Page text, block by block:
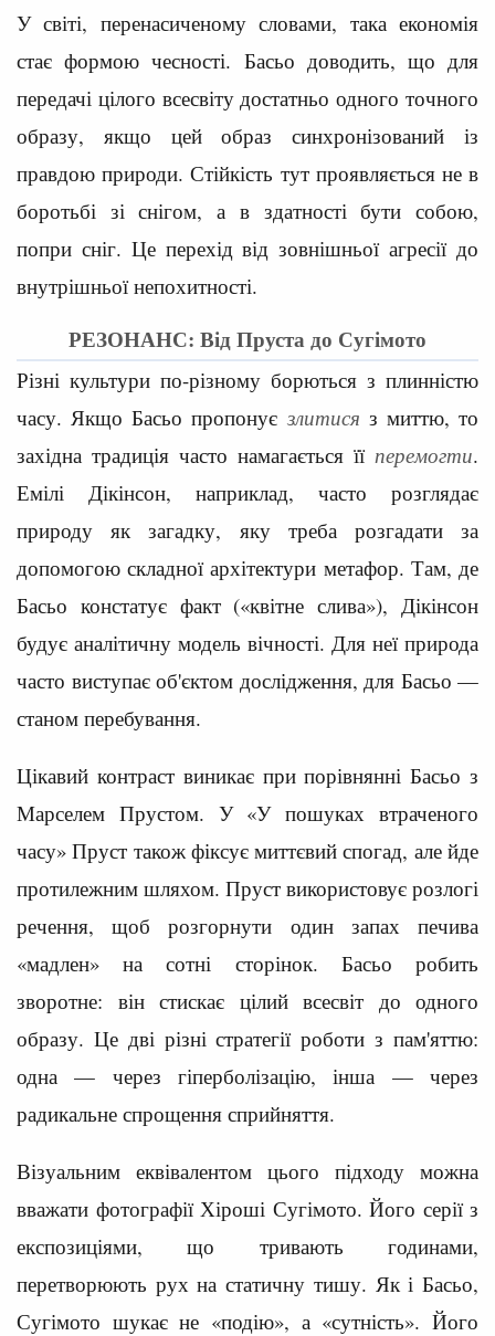
У світі, перенасиченому словами, така економія
стає формою чесності. Басьо доводить, що для
передачі цілого всесвіту достатньо одного точного
образу, якщо цей образ синхронізований із
правдою природи. Стійкість тут проявляється не в
боротьбі зі снігом, а в здатності бути собою,
попри сніг. Це перехід від зовнішньої агресії до
внутрішньої непохитності.
РЕЗОНАНС: Від Пруста до Сугімото
Різні культури по-різному борються з плинністю
часу. Якщо Басьо пропонує злитися з миттю, то
західна традиція часто намагається її перемогти.
Емілі Дікінсон, наприклад, часто розглядає
природу як загадку, яку треба розгадати за
допомогою складної архітектури метафор. Там, де
Басьо констатує факт («квітне слива»), Дікінсон
будує аналітичну модель вічності. Для неї природа
часто виступає об'єктом дослідження, для Басьо —
станом перебування.
Цікавий контраст виникає при порівнянні Басьо з
Марселем Прустом. У «У пошуках втраченого
часу» Пруст також фіксує миттєвий спогад, але йде
протилежним шляхом. Пруст використовує розлогі
речення, щоб розгорнути один запах печива
«мадлен» на сотні сторінок. Басьо робить
зворотне: він стискає цілий всесвіт до одного
образу. Це дві різні стратегії роботи з пам'яттю:
одна — через гіперболізацію, інша — через
радикальне спрощення сприйняття.
Візуальним еквівалентом цього підходу можна
вважати фотографії Хіроші Сугімото. Його серії з
експозиціями, що тривають годинами,
перетворюють рух на статичну тишу. Як і Басьо,
Сугімото шукає не «подію», а «сутність». Його